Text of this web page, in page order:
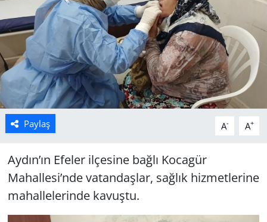
Paylaş A- A+
Aydın’ın Efeler ilçesine bağlı Kocagür
Mahallesi’nde vatandaşlar, sağlık hizmetlerine
mahallelerinde kavuştu.
Uşak